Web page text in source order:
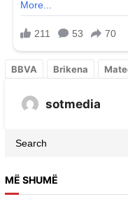
BBVA Brikena
sotmedia
MË SHUMË